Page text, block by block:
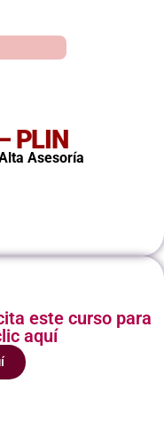
PLIN
Asesoría
este curso para
aquí